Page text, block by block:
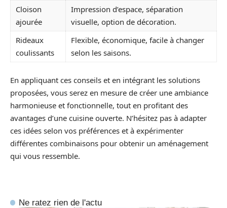
Cloison
ajourée
Impression d’espace, séparation
visuelle, option de décoration.
Rideaux
coulissants
Flexible, économique, facile à changer
selon les saisons.
En appliquant ces conseils et en intégrant les solutions
proposées, vous serez en mesure de créer une ambiance
harmonieuse et fonctionnelle, tout en profitant des
avantages d’une cuisine ouverte. N’hésitez pas à adapter
ces idées selon vos préférences et à expérimenter
différentes combinaisons pour obtenir un aménagement
qui vous ressemble.
Ne ratez rien de l'actu